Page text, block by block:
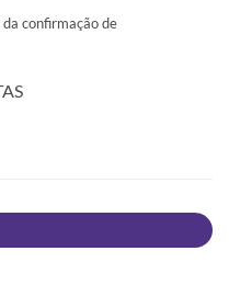
confirmação de